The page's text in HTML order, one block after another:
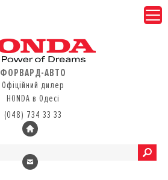
ФОРВАРД-АВТО
Офіційний дилер
HONDA в Одесі
(048) 734 33 33